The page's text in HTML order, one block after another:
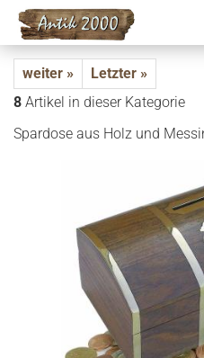
weiter »
Letzter »
8 Artikel in dieser Kategorie
Spar­do­se aus Holz und